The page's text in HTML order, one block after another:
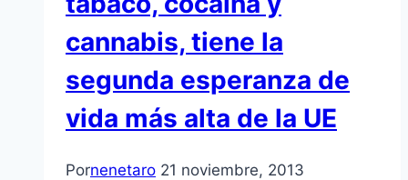
cannabis, tiene la
segunda esperanza de
vida más alta de la UE
Pornenetaro 21 noviembre, 2013